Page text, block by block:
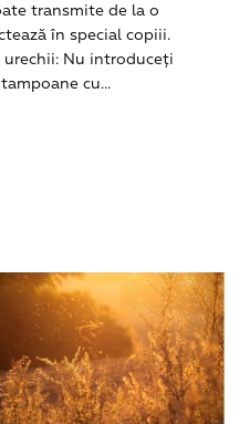
transmite de la o
în special copiii.
urechii: Nu introduceți
cu...